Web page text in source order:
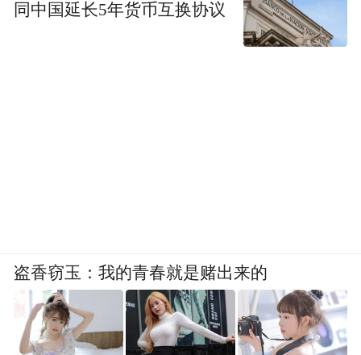
同中国延长5年货币互换协议
盗香窃玉：我的青春就是赌出来的